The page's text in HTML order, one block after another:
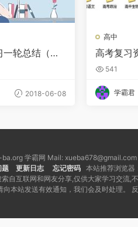
轮总结（补
2018-06-08
高中
高考复习
史地全套
541
学霸君
学霸网 Mail:
题
更新日志 忘记密码 本站推荐浏览器
索自互联网和网友分享,仅供大家学习交流,
向本站发送有效通知，我们会及时处理。